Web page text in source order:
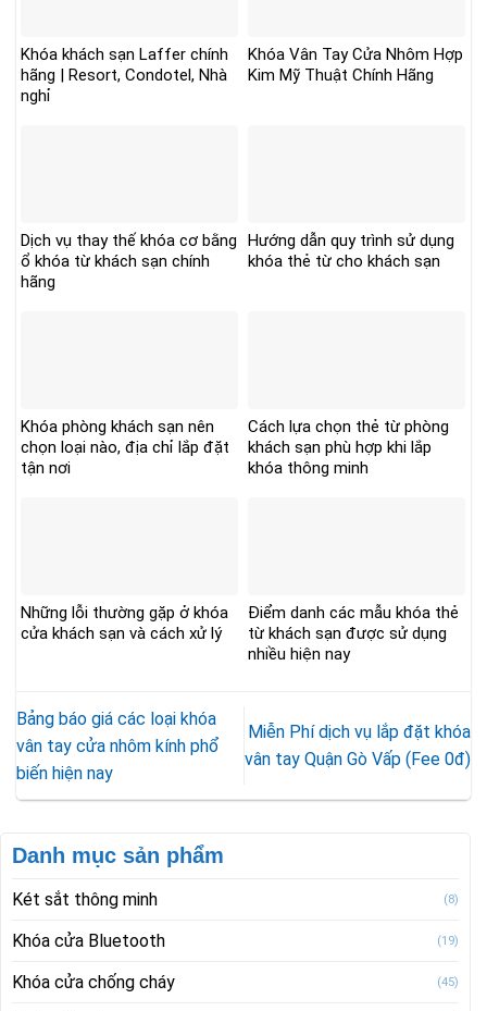
Khóa khách sạn Laffer chính
hãng | Resort, Condotel, Nhà
nghỉ
Khóa Vân Tay Cửa Nhôm Hợp
Kim Mỹ Thuật Chính Hãng
Dịch vụ thay thế khóa cơ bằng
ổ khóa từ khách sạn chính
hãng
Hướng dẫn quy trình sử dụng
khóa thẻ từ cho khách sạn
Khóa phòng khách sạn nên
chọn loại nào, địa chỉ lắp đặt
tận nơi
Cách lựa chọn thẻ từ phòng
khách sạn phù hợp khi lắp
khóa thông minh
Những lỗi thường gặp ở khóa
cửa khách sạn và cách xử lý
Điểm danh các mẫu khóa thẻ
từ khách sạn được sử dụng
nhiều hiện nay
Bảng báo giá các loại khóa
vân tay cửa nhôm kính phổ
biến hiện nay
Miễn Phí dịch vụ lắp đặt khóa
vân tay Quận Gò Vấp (Fee 0đ)
Danh mục sản phẩm
Két sắt thông minh (8)
Khóa cửa Bluetooth (19)
Khóa cửa chống cháy (45)